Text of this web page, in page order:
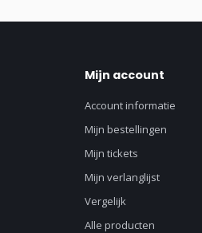
Mijn account
Account informatie
Mijn bestellingen
Mijn tickets
Mijn verlanglijst
Vergelijk
Alle producten